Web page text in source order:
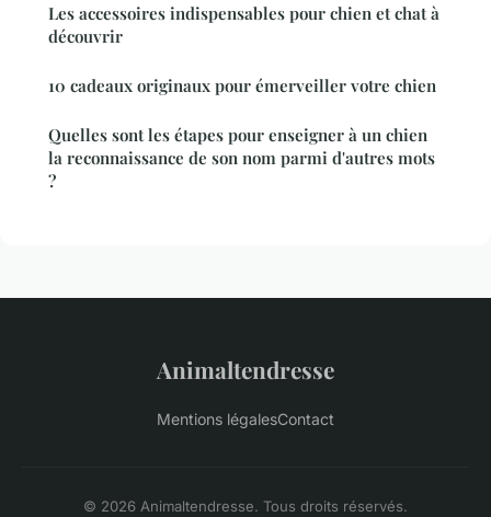
Les accessoires indispensables pour chien et chat à
découvrir
10 cadeaux originaux pour émerveiller votre chien
Quelles sont les étapes pour enseigner à un chien
la reconnaissance de son nom parmi d'autres mots
?
Animaltendresse
Mentions légalesContact
© 2026 Animaltendresse. Tous droits réservés.